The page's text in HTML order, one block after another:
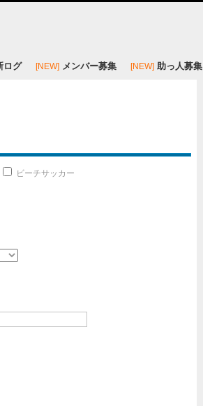
ログ [NEW] メンバー募集 [NEW] 助っ人募集
ビーチサッカー